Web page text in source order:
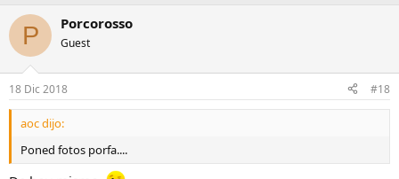
P Porcorosso
Guest
18 Dic 2018 #18
aoc dijo:
Poned fotos porfa....